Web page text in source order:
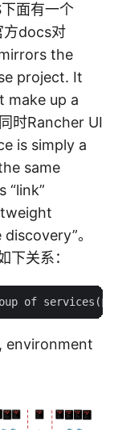
面有一个
方docs对
the
project. It
make up a
时Rancher UI
is simply a
same
“link”
。
下关系：
environment